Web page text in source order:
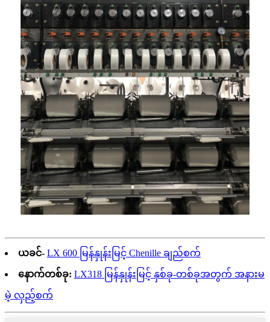
ယခင်- LX 600 မြန်နှုန်းမြင့် Chenille ချည်စက်
နောက်တစ်ခု: LX318 မြန်နှုန်းမြင့် နှစ်ခု-တစ်ခုအတွက် အနားမ
မဲ့ လှည့်စက်